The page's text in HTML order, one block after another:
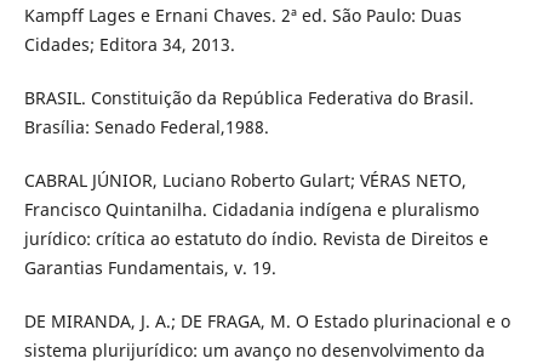
Kampff Lages e Ernani Chaves. 2ª ed. São Paulo: Duas
Cidades; Editora 34, 2013.
BRASIL. Constituição da República Federativa do Brasil.
Brasília: Senado Federal,1988.
CABRAL JÚNIOR, Luciano Roberto Gulart; VÉRAS NETO,
Francisco Quintanilha. Cidadania indígena e pluralismo
jurídico: crítica ao estatuto do índio. Revista de Direitos e
Garantias Fundamentais, v. 19.
DE MIRANDA, J. A.; DE FRAGA, M. O Estado plurinacional e o
sistema plurijurídico: um avanço no desenvolvimento da